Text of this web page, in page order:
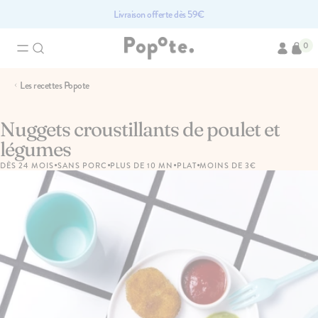
Livraison offerte dès 59€
Fruits bio pour bébé
Légumes pour bébé
Les produits du moment
PACK
0
Les recettes Popote
Nuggets croustillants de poulet et
légumes
DÈS 24 MOIS•SANS PORC•PLUS DE 10 MN•PLAT•MOINS DE 3€